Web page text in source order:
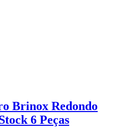
Brinox Redondo
6 Peças